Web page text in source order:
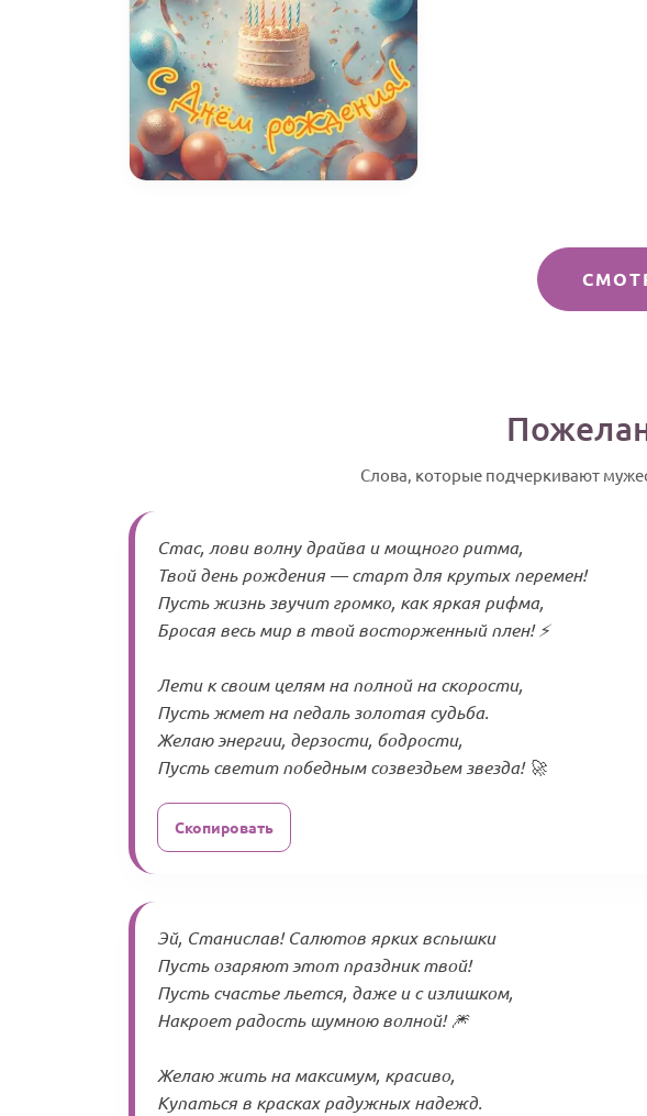
Слова, которые подчеркивают
Стас, лови волну драйва и мощного ритма,
Твой день рождения — старт для крутых перемен!
Пусть жизнь звучит громко, как яркая рифма,
Бросая весь мир в твой восторженный плен! ⚡
Лети к своим целям на полной на скорости,
Пусть жмет на педаль золотая судьба.
Желаю энергии, дерзости, бодрости,
Пусть светит победным созвездьем звезда! 🚀
Скопировать
Эй, Станислав! Салютов ярких вспышки
Пусть озаряют этот праздник твой!
Пусть счастье льется, даже и с излишком,
Накроет радость шумною волной! 🎆
Желаю жить на максимум, красиво,
Купаться в красках радужных надежд.